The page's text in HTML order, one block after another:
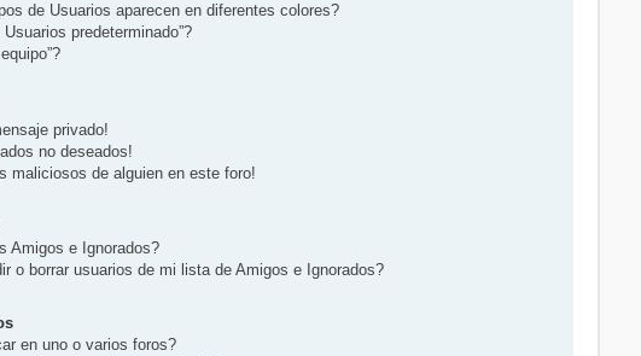
de Usuarios aparecen en diferentes colores?
predeterminado”?
privado!
no deseados!
maliciosos de alguien en este foro!
Amigos e Ignorados?
o borrar usuarios de mi lista de Amigos e Ignorados?
en uno o varios foros?